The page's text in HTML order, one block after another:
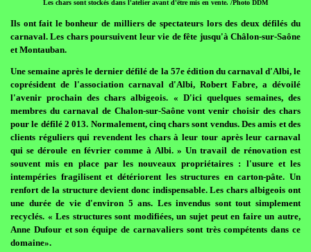
Les chars sont stockés dans l'atelier avant d'être mis en vente. /Photo DDM
Ils ont fait le bonheur de milliers de spectateurs lors des deux défilés du
carnaval. Les chars poursuivent leur vie de fête jusqu'à Châlon-sur-Saône
et Montauban.
Une semaine après le dernier défilé de la 57e édition du carnaval d'Albi, le
coprésident de l'association carnaval d'Albi, Robert Fabre, a dévoilé
l'avenir prochain des chars albigeois. « D'ici quelques semaines, des
membres du carnaval de Chalon-sur-Saône vont venir choisir des chars
pour le défilé 2 013. Normalement, cinq chars sont vendus. Des amis et des
clients réguliers qui revendent les chars à leur tour après leur carnaval
qui se déroule en février comme à Albi. » Un travail de rénovation est
souvent mis en place par les nouveaux propriétaires : l'usure et les
intempéries fragilisent et détériorent les structures en carton-pâte. Un
renfort de la structure devient donc indispensable. Les chars albigeois ont
une durée de vie d'environ 5 ans. Les invendus sont tout simplement
recyclés. « Les structures sont modifiées, un sujet peut en faire un autre,
Anne Dufour et son équipe de carnavaliers sont très compétents dans ce
domaine».